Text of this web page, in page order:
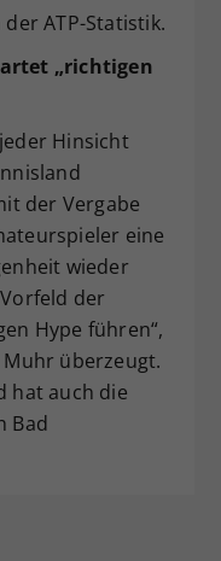
ATP-Statistik.
„richtigen
jeder Hinsicht
der Vergabe
eine
wieder
der
Hype führen“,
Muhr überzeugt.
hat auch die
Bad